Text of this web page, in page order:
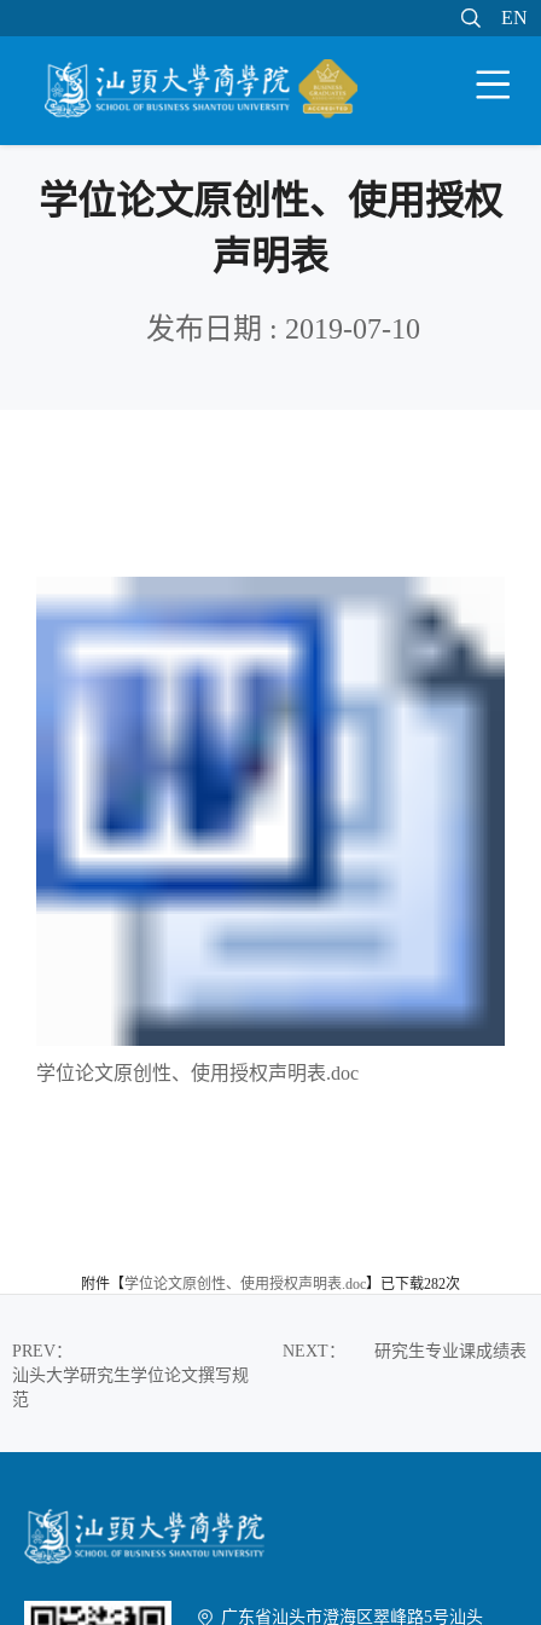
 EN
 EN

学位论文原创性、使用授权
声明表
发布日期 : 2019-07-10
学位论文原创性、使用授权声明表.doc
附件【学位论文原创性、使用授权声明表.doc】已下载282次
PREV：
汕头大学研究生学位论文撰写规
范
NEXT： 研究生专业课成绩表
 广东省汕头市澄海区翠峰路5号汕头